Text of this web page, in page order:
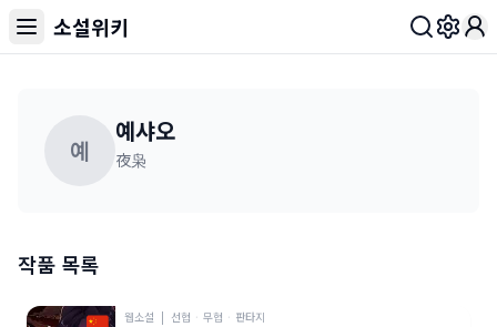
소설위키
예
예샤오
夜枭
작품 목록
웹소설 | 선협 · 무협 · 판타지